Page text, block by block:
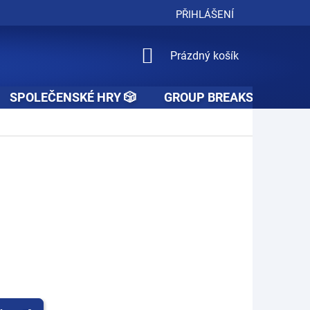
PŘIHLÁŠENÍ
NÁKUPNÍ
Prázdný košík
SPOLEČENSKÉ HRY 🎲 GROUP BREAKS 🚧👥🚧